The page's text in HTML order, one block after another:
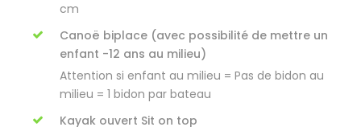
cm
Canoë biplace (avec possibilité de mettre un
enfant -12 ans au milieu)
Attention si enfant au milieu = Pas de bidon au
milieu = 1 bidon par bateau
Kayak ouvert Sit on top